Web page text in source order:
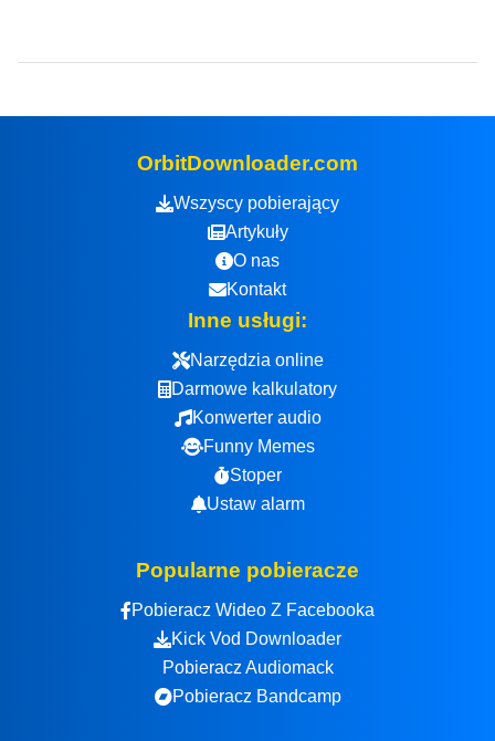
OrbitDownloader.com
Wszyscy pobierający
Artykuły
O nas
Kontakt
Inne usługi:
Narzędzia online
Darmowe kalkulatory
Konwerter audio
Funny Memes
Stoper
Ustaw alarm
Popularne pobieracze
Pobieracz Wideo Z Facebooka
Kick Vod Downloader
Pobieracz Audiomack
Pobieracz Bandcamp